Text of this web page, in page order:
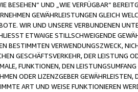
BESEHEN“ UND „WIE VERFÜGBAR“
GEWÄHRLEISTUNGEN GLEICH
WIR UND UNSERE VERBUNDENEN
ETWAIGE STILLSCHWEIGENDE
BESTIMMTEN VERWENDUNGSZWECK,
GESCHÄFTSVERKEHR, DER LEISTUNG
FUNKTIONEN, DEN
ODER LIZENZGEBER GEWÄHRLEISTEN,
ART UND WEISE FUNKTIONIEREN